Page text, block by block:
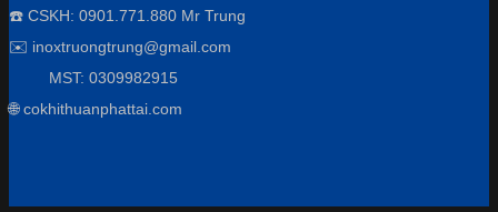
☎️ CSKH: 0901.771.880 Mr Trung
✉️ inoxtruongtrung@gmail.com
MST: 0309982915
🌐 cokhithuanphattai.com